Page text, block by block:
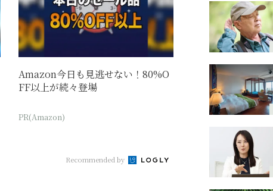
Amazon今日も見逃せない！80%O
FF以上が続々登場
PR(Amazon)
Recommended by